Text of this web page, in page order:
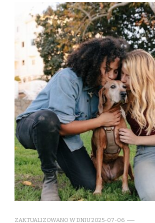
ZAKTUALIZOWANO W DNIU2025-07-06